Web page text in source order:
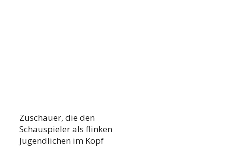
Zuschauer, die den
Schauspieler als flinken
Jugendlichen im Kopf